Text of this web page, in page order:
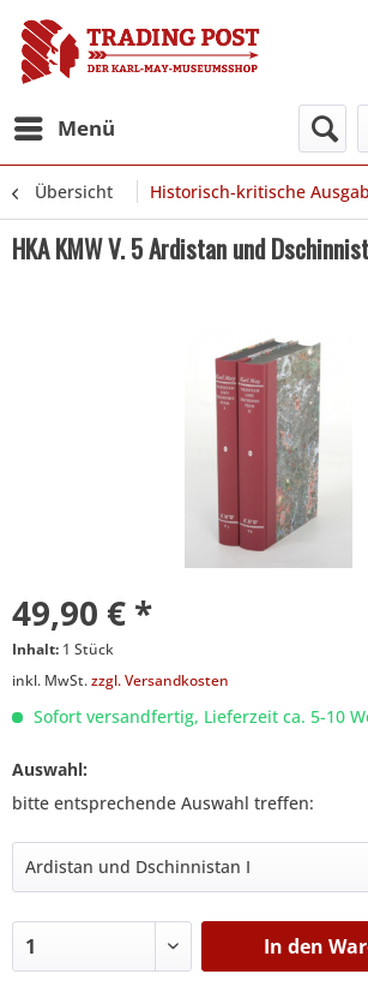
Menü
Übersicht Historisch-kritische
HKA KMW V. 5 Ardistan und
49,90 € *
Inhalt: 1 Stück
inkl. MwSt.zzgl. Versandkosten
Sofort versandfertig, Lieferzeit ca. 5-10
Auswahl:
bitte entsprechende Auswahl treffen:
In den